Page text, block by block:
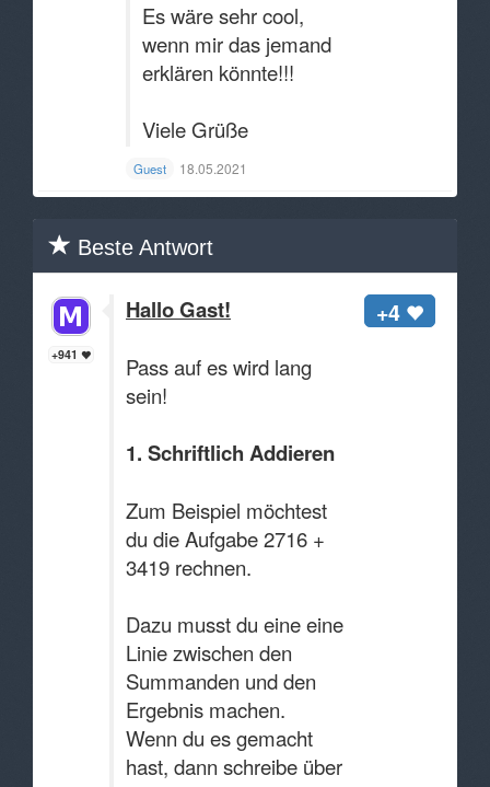
Es wäre sehr cool,
wenn mir das jemand
erklären könnte!!!
Viele Grüße
Guest 18.05.2021
Beste Antwort
+941
+4
Hallo Gast!
Pass auf es wird lang
sein!
1. Schriftlich Addieren
Zum Beispiel möchtest
du die Aufgabe 2716 +
3419 rechnen.
Dazu musst du eine eine
Linie zwischen den
Summanden und den
Ergebnis machen.
Wenn du es gemacht
hast, dann schreibe über